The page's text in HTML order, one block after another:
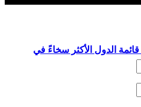
قائمة الدول الأكثر سخاءً في